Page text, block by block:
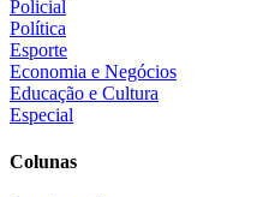
Policial
Política
Esporte
Economia e Negócios
Educação e Cultura
Especial
Colunas